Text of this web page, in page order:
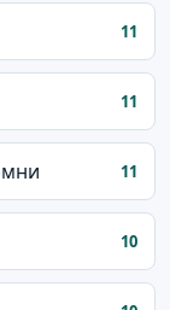
11
11
11
10